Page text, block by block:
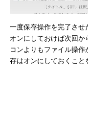
一度保存操作を完了させ
オンにしておけば次回か
コンよりもファイル操
存はオンにしておくこと